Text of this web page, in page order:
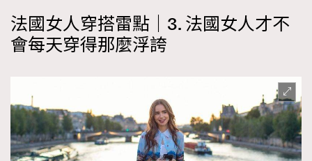
法國女人穿搭雷點｜3. 法國女人才不
會每天穿得那麼浮誇